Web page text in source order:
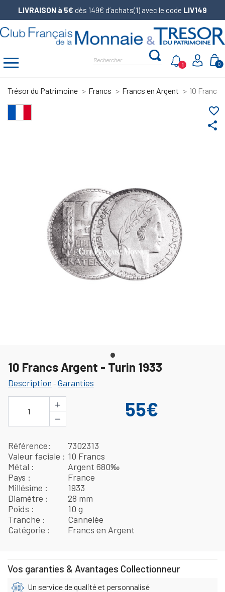
LIVRAISON à 5€ dès 149€ d’achats(1) avec le code LIV149
0
1
Trésor du Patrimoine Francs Francs en Argent 10 Francs
share
favorite_border
10 Francs Argent - Turin 1933
Description -Garanties
1
+
−
55€
Référence
7302313
Valeur faciale
10 Francs
Métal
Argent 680‰
Pays
France
Millésime
1933
Diamètre
28 mm
Poids
10 g
Tranche
Cannelée
Catégorie
Francs en Argent
Vos garanties & Avantages Collectionneur
Un service de qualité et personnalisé